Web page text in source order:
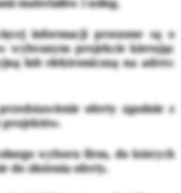
materiałów i usług.
informacji proszone są o
wybranym projekcie kierując
lub elektroniczną na adres:
oferty zgodnie z
projektów.
wyboru firm, do których
do złożenia oferty.